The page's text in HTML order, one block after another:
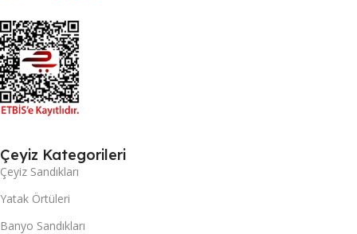
Çeyiz Kategorileri
Çeyiz Sandıkları
Yatak Örtüleri
Banyo Sandıkları